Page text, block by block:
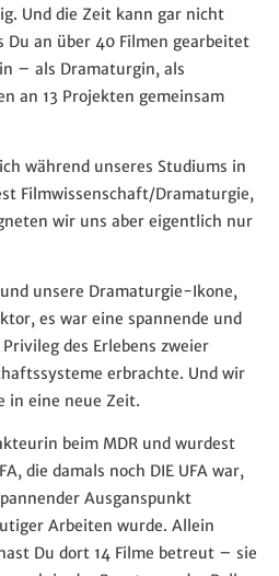
Und die Zeit kann gar nicht
Du an über 40 Filmen gearbeitet
– als Dramaturgin, als
an 13 Projekten gemeinsam
während unseres Studiums in
Filmwissenschaft/Dramaturgie,
wir uns aber eigentlich nur
unsere Dramaturgie-Ikone,
es war eine spannende und
des Erlebens zweier
erbrachte. Und wir
in eine neue Zeit.
beim MDR und wurdest
die damals noch DIE UFA war,
Ausganspunkt
Arbeiten wurde. Allein
Du dort 14 Filme betreut – sie